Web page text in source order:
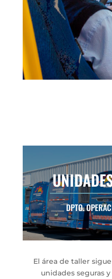
DPTO.
El área de taller
unidades seguras